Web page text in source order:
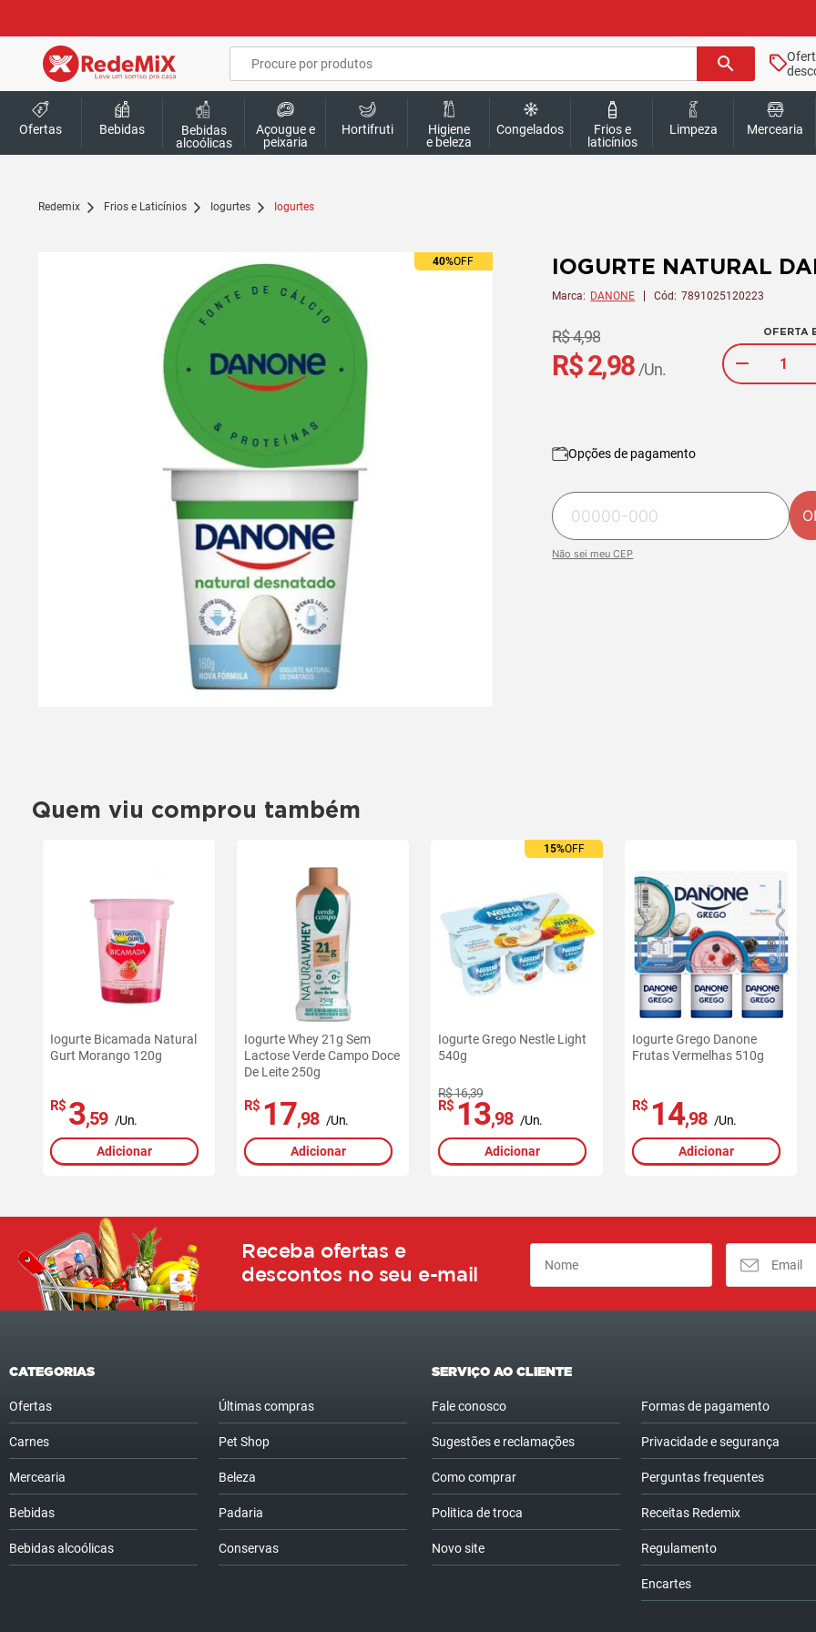
search
Ofertas Bebidas
Bebidas
alcoólicas
Açougue e
peixaria
Hortifruti
Higiene
e beleza
Congelados
Frios e
laticínios
Limpeza Mercearia
redemix Frios e Laticínios Iogurtes Iogurtes
40%OFF IOGURTE NATURAL
Marca: DANONE Cód: 7891025120223
R$ 4,98
R$ 2,98 /Un.
OFERTA
Opções de pagamento
Não sei meu CEP
Quem viu comprou também
Iogurte Bicamada Natural
Gurt Morango 120g
R$ 3,59 /Un.
Adicionar
Iogurte Whey 21g Sem
Lactose Verde Campo Doce
De Leite 250g
R$ 17,98 /Un.
Adicionar
15%OFF
Iogurte Grego Nestle Light
540g
R$ 16,39
R$ 13,98 /Un.
Adicionar
Iogurte Grego Danone
Frutas Vermelhas 510g
R$ 14,98 /Un.
Adicionar
Receba ofertas e
descontos no seu e-mail
CATEGORIAS
Ofertas
Carnes
Mercearia
Bebidas
Bebidas alcoólicas
Últimas compras
Pet Shop
Beleza
Padaria
Conservas
SERVIÇO AO CLIENTE
Fale conosco
Sugestões e reclamações
Como comprar
Politica de troca
Novo site
Formas de pagamento
Privacidade e segurança
Perguntas frequentes
Receitas Redemix
Regulamento
Encartes